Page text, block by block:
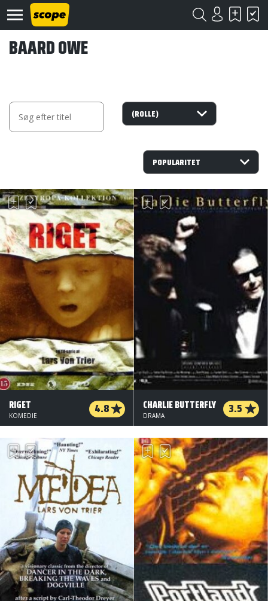
Om
©
Scope
2020
BAARD OWE
RIGET 4.8
KOMEDIE
CHARLIE BUTTERFLY 3.5
DRAMA